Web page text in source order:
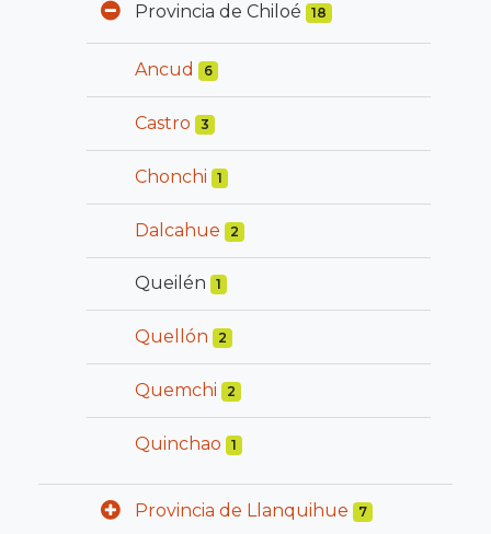
Provincia de Chiloé 18
Ancud 6
Castro 3
Chonchi 1
Dalcahue 2
Queilén 1
Quellón 2
Quemchi 2
Quinchao 1
Provincia de Llanquihue 7